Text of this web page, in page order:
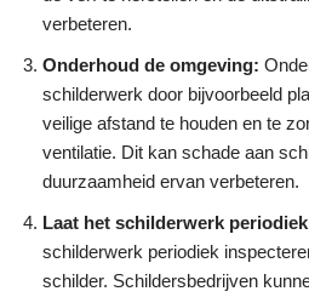
verbeteren.
Onderhoud de omgeving:
schilderwerk door bijvoorbeeld
veilige afstand te houden en te
ventilatie. Dit kan schade aan
duurzaamheid ervan verbeteren.
Laat het schilderwerk
schilderwerk periodiek
schilder. Schildersbedrijven